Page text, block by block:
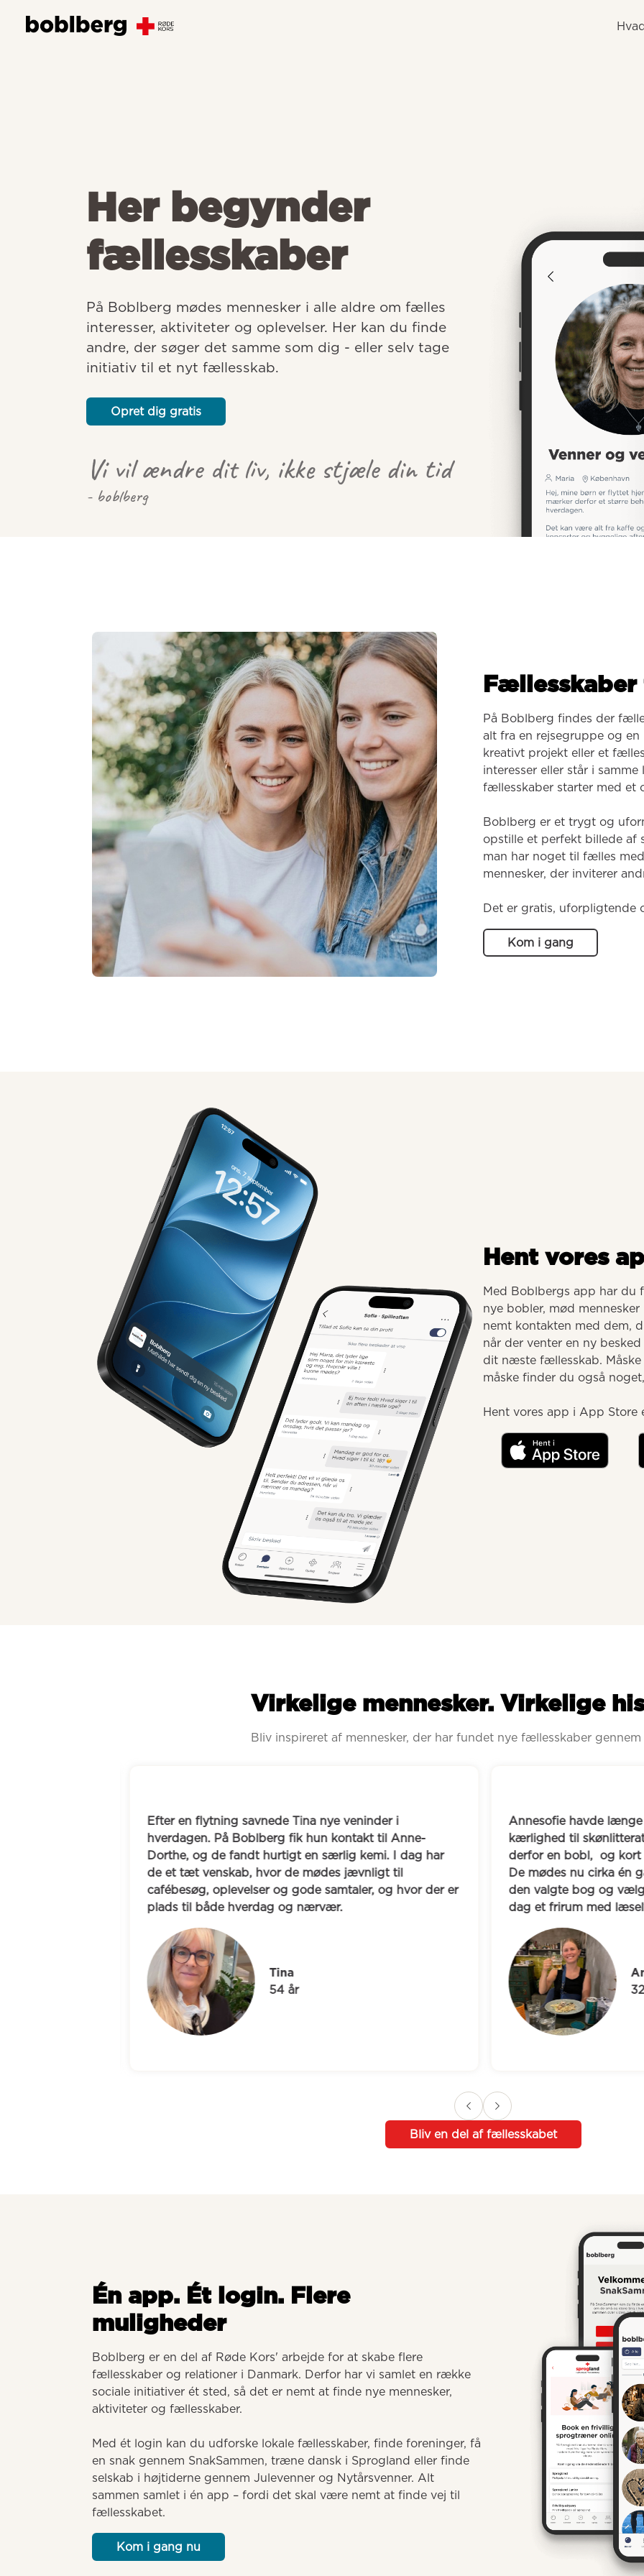
Her begynder
fællesskaber
På Boblberg mødes mennesker i alle aldre om fælles
interesser, aktiviteter og oplevelser. Her kan du finde
andre, der søger det samme som dig - eller selv tage
initiativ til et nyt fællesskab.
Opret dig gratis
Vi vil ændre dit liv, ikke stjæle din tid
- boblberg
På Boblberg findes der
alt fra en rejsegruppe og
kreativt projekt eller et
interesser eller står i
fællesskaber starter med et
Boblberg er et trygt og
opstille et perfekt billede af
man har noget til fælles
mennesker, der inviterer
Det er gratis, uforpligtende
Kom i gang
Hent vores
Med Boblbergs app har du
nye bobler, mød
nemt kontakten med dem,
når der venter en ny
dit næste fællesskab. Måske
måske finder du også
Hent vores app i App Store
Virkelige mennesker. Virkelige
Bliv inspireret af mennesker, der har fundet nye fællesskaber
Efter en flytning savnede Tina nye veninder i
hverdagen. På Boblberg fik hun kontakt til Anne-
Dorthe, og de fandt hurtigt en særlig kemi. I dag har
de et tæt venskab, hvor de mødes jævnligt til
cafébesøg, oplevelser og gode samtaler, og hvor der er
plads til både hverdag og nærvær.
Tina
54 år
Annesofie havde
kærlighed til
derfor en bobl,  og
De mødes nu cirka én
den valgte bog og
dag et frirum med
Bliv en del af fællesskabet
Én app. Ét login. Flere
muligheder
Boblberg er en del af Røde Kors' arbejde for at skabe flere
fællesskaber og relationer i Danmark. Derfor har vi samlet en række
sociale initiativer ét sted, så det er nemt at finde nye mennesker,
aktiviteter og fællesskaber.
Med ét login kan du udforske lokale fællesskaber, finde foreninger, få
en snak gennem SnakSammen, træne dansk i Sprogland eller finde
selskab i højtiderne gennem Julevenner og Nytårsvenner. Alt
sammen samlet i én app – fordi det skal være nemt at finde vej til
fællesskabet.
Kom i gang nu